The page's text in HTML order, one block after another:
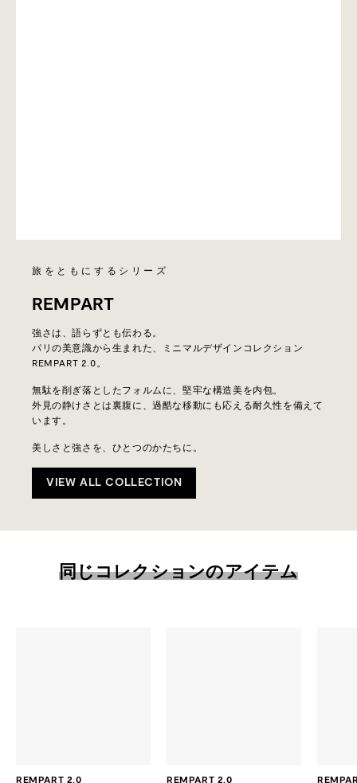
旅をともにするシリーズ
REMPART
強さは、語らずとも伝わる。
パリの美意識から生まれた、ミニマルデザインコレクション
REMPART 2.0。
無駄を削ぎ落としたフォルムに、堅牢な構造美を内包。
外見の静けさとは裏腹に、過酷な移動にも応える耐久性を備えて
います。
美しさと強さを、ひとつのかたちに。
VIEW ALL COLLECTION
同じコレクションのアイテム
REMPART 2.0 REMPART 2.0